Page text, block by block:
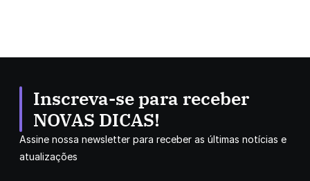
Inscreva-se para receber
NOVAS DICAS!
Assine nossa newsletter para receber as últimas notícias e
atualizações